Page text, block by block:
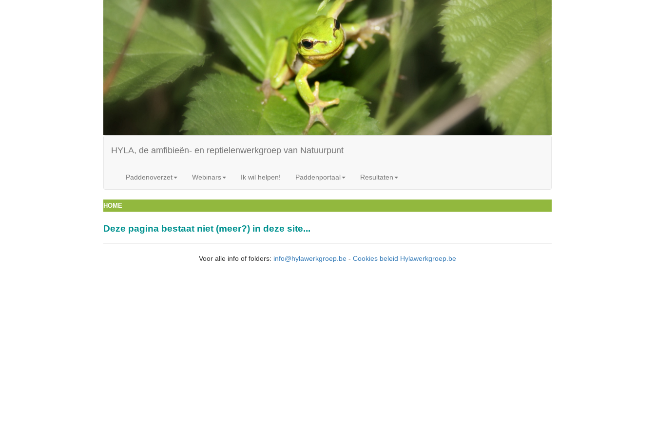
HYLA, de amfibieën- en reptielenwerkgroep van Natuurpunt
Paddenoverzet Webinars Ik wil helpen! Paddenportaal Resultaten
HOME
Deze pagina bestaat niet (meer?) in deze site...
Voor alle info of folders: info@hylawerkgroep.be - Cookies beleid Hylawerkgroep.be